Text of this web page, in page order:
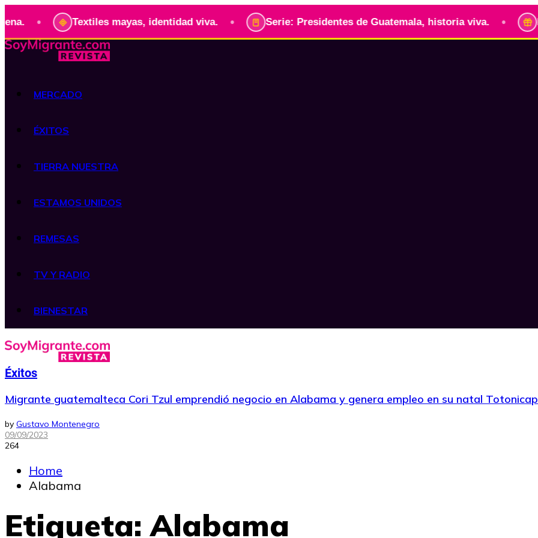
• Textiles mayas, identidad viva. • Serie: Presidentes de Guatemala, historia viva. •
MERCADO
ÉXITOS
TIERRA NUESTRA
ESTAMOS UNIDOS
REMESAS
TV Y RADIO
BIENESTAR
Éxitos
Migrante guatemalteca Cori Tzul emprendió negocio en Alabama y genera empleo en su natal
by Gustavo Montenegro
09/09/2023
264
Home
Alabama
Etiqueta:Alabama